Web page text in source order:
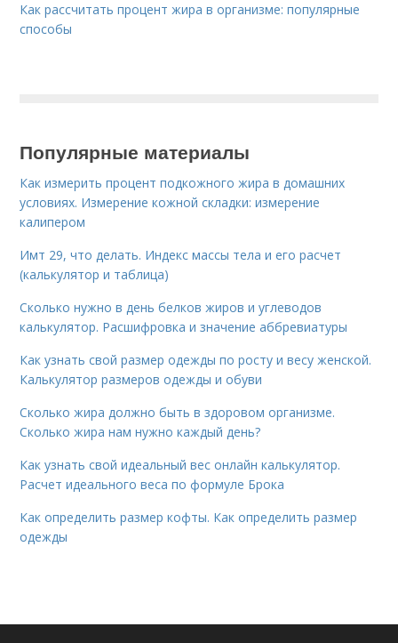
Как рассчитать процент жира в организме: популярные
способы
Популярные материалы
Как измерить процент подкожного жира в домашних
условиях. Измерение кожной складки: измерение
калипером
Имт 29, что делать. Индекс массы тела и его расчет
(калькулятор и таблица)
Сколько нужно в день белков жиров и углеводов
калькулятор. Расшифровка и значение аббревиатуры
Как узнать свой размер одежды по росту и весу женской.
Калькулятор размеров одежды и обуви
Сколько жира должно быть в здоровом организме.
Сколько жира нам нужно каждый день?
Как узнать свой идеальный вес онлайн калькулятор.
Расчет идеального веса по формуле Брока
Как определить размер кофты. Как определить размер
одежды